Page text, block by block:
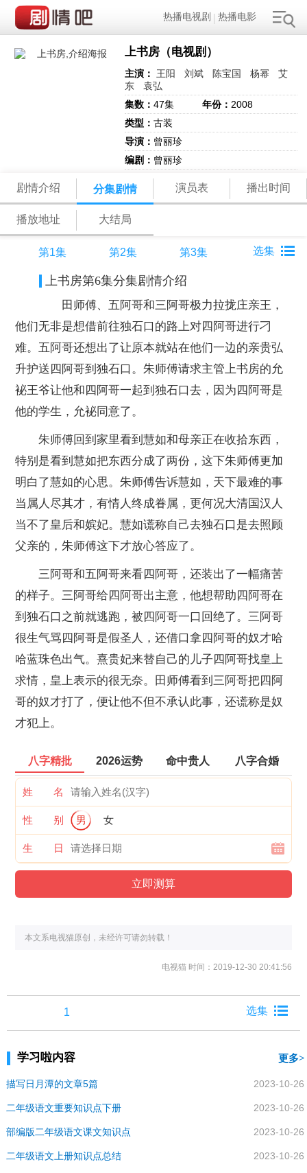
热播电视剧 热播电影
上书房（电视剧）
主演： 王阳 刘斌 陈宝国 杨幂
艾
东
袁弘
集数：47集 年份： 2008
类型：古装
导演： 曾丽珍
编剧： 曾丽珍
剧情介绍 分集剧情 演员表 播出时间
播放地址 大结局
第1集 第2集 第3集
上书房第6集分集剧情介绍
田师傅、五阿哥和三阿哥极力拉拢庄亲王，
他们无非是想借前往独石口的路上对四阿哥进行刁
难。五阿哥还想出了让原本就站在他们一边的亲贵弘
升护送四阿哥到独石口。朱师傅请求主管上书房的允
袐王爷让他和四阿哥一起到独石口去，因为四阿哥是
他的学生，允袐同意了。
朱师傅回到家里看到慧如和母亲正在收拾东西，
特别是看到慧如把东西分成了两份，这下朱师傅更加
明白了慧如的心思。朱师傅告诉慧如，天下最难的事
当属人尽其才，有情人终成眷属，更何况大清国汉人
当不了皇后和嫔妃。慧如谎称自己去独石口是去照顾
父亲的，朱师傅这下才放心答应了。
三阿哥和五阿哥来看四阿哥，还装出了一幅痛苦
的样子。三阿哥给四阿哥出主意，他想帮助四阿哥在
到独石口之前就逃跑，被四阿哥一口回绝了。三阿哥
很生气骂四阿哥是假圣人，还借口拿四阿哥的奴才哈
哈蓝珠色出气。熹贵妃来替自己的儿子四阿哥找皇上
求情，皇上表示的很无奈。田师傅看到三阿哥把四阿
哥的奴才打了，便让他不但不承认此事，还谎称是奴
才犯上。
八字精批 2026运势 命中贵人 八字合婚
姓 名
性 别 男 女
生 日
本文系电视猫原创，未经许可请勿转载！
电视猫时间：2019-12-30 20:41:56
1
学习啦内容 更多
2023-10-26
描写日月潭的文章5篇
2023-10-26
二年级语文重要知识点下册
2023-10-26
部编版二年级语文课文知识点
2023-10-26
二年级语文上册知识点总结